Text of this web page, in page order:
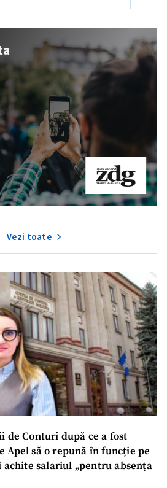
Vezi toate
de Conturi după ce a fost
Apel să o repună în funcție pe
achite salariul „pentru absența